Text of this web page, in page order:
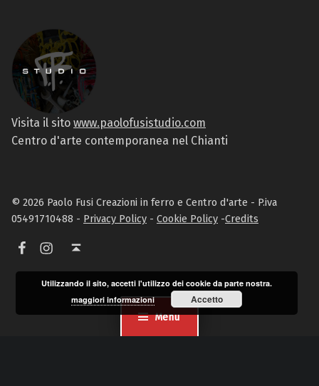
Menu
Visita il sito www.paolofusistudio.com
Centro d'arte contemporanea nel Chianti
© 2026 Paolo Fusi Creazioni in ferro e Centro d'arte - P.iva
05491710488 - Privacy Policy - Cookie Policy -Credits
Utilizzando il sito, accetti l'utilizzo dei cookie da parte nostra.
maggiori informazioni
Accetto